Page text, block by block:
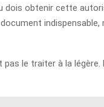
dois obtenir cette
le traiter à la